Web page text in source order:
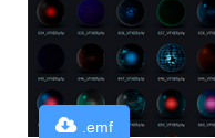
.emf